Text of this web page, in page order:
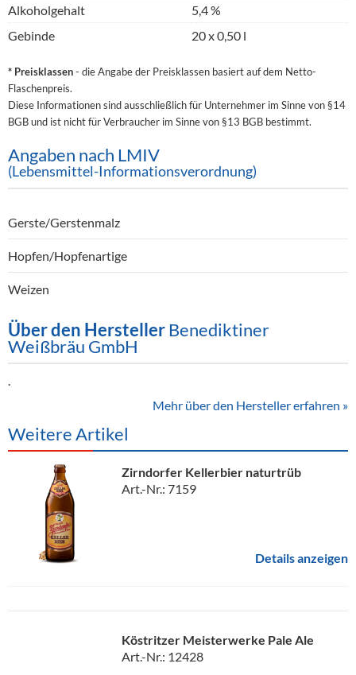
Alkoholgehalt
5,4 %
Gebinde
20 x 0,50 l
* Preisklassen- die Angabe der Preisklassen basiert auf dem Netto-
Flaschenpreis.
Diese Informationen sind ausschließlich für Unternehmer im Sinne von §14
BGB und ist nicht für Verbraucher im Sinne von §13 BGB bestimmt.
Angaben nach LMIV
(Lebensmittel-Informationsverordnung)
Gerste/Gerstenmalz
Hopfen/Hopfenartige
Weizen
Über den Hersteller Benediktiner
Weißbräu GmbH
Mehr über den Hersteller erfahren »
Weitere Artikel
Zirndorfer Kellerbier naturtrüb
Art.-Nr.: 7159
Details anzeigen
Köstritzer Meisterwerke Pale Ale
Art.-Nr.: 12428